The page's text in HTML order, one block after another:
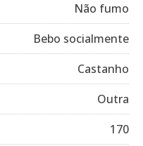
Não fumo
Bebo socialmente
Castanho
Outra
170